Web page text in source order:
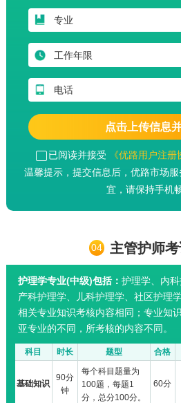
点击上传信息
已阅读并接受 《优路用户注册
温馨提示，提交信息后，优路市场
宜，请保持手机
04 主管护师
护理学专业(中级)包括： 护理学、内
产科护理学、儿科护理学、社区护理
相关专业知识考核内容相同；专业知
亚专业的不同，所考核的内容不同。
科目 时长 题型 合格
基础知识
90分
钟
每个科目题量为
100题，每题1
分，总分100分。
60分